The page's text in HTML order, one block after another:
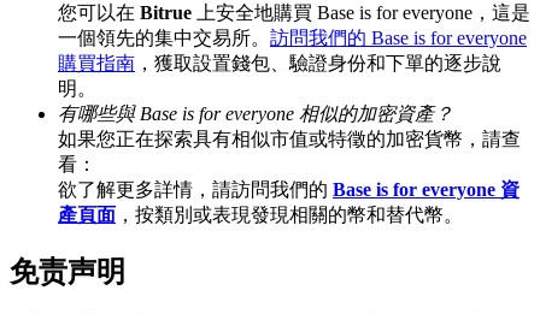
BTC 專享獎勵
BTC 專享獎勵
您可以在 Bitrue 上安全地購買 Base is for everyone，這是
一個領先的集中交易所。 訪問我們的 Base is for everyone
購買指南 ，獲取設置錢包、驗證身份和下單的逐步說
明。
有哪些與 Base is for everyone 相似的加密資產？
如果您正在探索具有相似市值或特徵的加密貨幣，請查
看：
欲了解更多詳情，請訪問我們的 Base is for everyone 資
產頁面 ，按類別或表現發現相關的幣和替代幣。
免责声明